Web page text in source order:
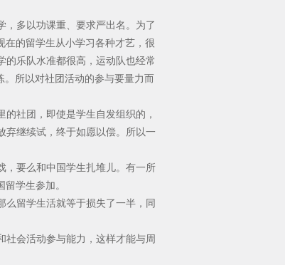
，多以功课重、要求严出名。为了
在的留学生从小学习各种才艺，很
的乐队水准都很高，运动队也经常
所以对社团活动的参与要量力而
社团，即使是学生自发组织的，
弃继续试，终于如愿以偿。所以一
，要么和中国学生扎堆儿。有一所
学生参加。
留学生活就等于损失了一半，同
会活动参与能力，这样才能与周